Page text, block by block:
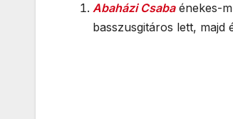
Abaházi Csabaénekes-
basszusgitáros lett, majd